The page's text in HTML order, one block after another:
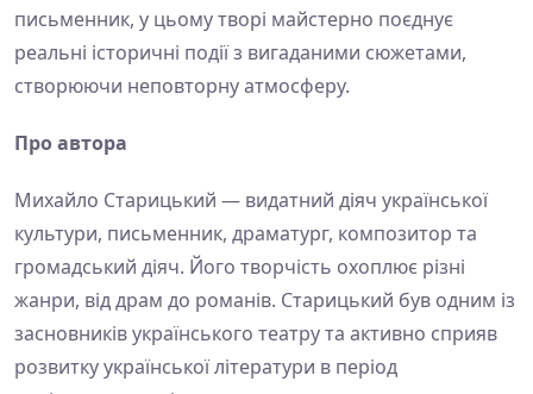
письменник, у цьому творі майстерно поєднує
реальні історичні події з вигаданими сюжетами,
створюючи неповторну атмосферу.
Про автора
Михайло Старицький — видатний діяч української
культури, письменник, драматург, композитор та
громадський діяч. Його творчість охоплює різні
жанри, від драм до романів. Старицький був одним із
засновників українського театру та активно сприяв
розвитку української літератури в період